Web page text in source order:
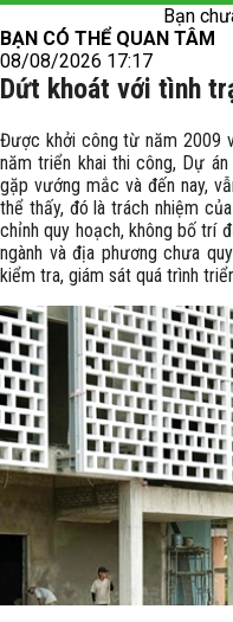
Bạn
BẠN CÓ THỂ QUAN TÂM
08/08/2026 17:17
Dứt khoát với tình
Được khởi công từ năm 2009
năm triển khai thi công, Dự
gặp vướng mắc và đến nay,
thể thấy, đó là trách nhiệm
chỉnh quy hoạch, không bố trí
ngành và địa phương chưa
kiểm tra, giám sát quá trình